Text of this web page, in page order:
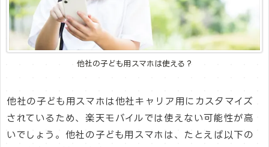
他社の子ども用スマホは使える？
他社の子ども用スマホは他社キャリア用にカスタマイズ
されているため、楽天モバイルでは使えない可能性が高
いでしょう。他社の子ども用スマホは、たとえば以下の